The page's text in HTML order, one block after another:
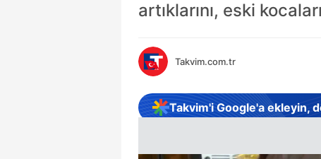
artıklarını, eski
Takvim.com.tr
Takvim'i Google'a ekleyin,